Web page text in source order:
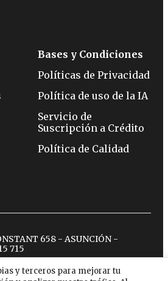
y terceros para mejorar tu
Bases y Condiciones
Políticas de Privacidad
Política de uso de la IA
Servicio de
Suscripción a Crédito
Política de Calidad
658 - ASUNCIÓN -
715